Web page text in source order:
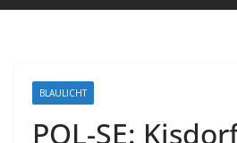
BLAULICHT
POL-SE: